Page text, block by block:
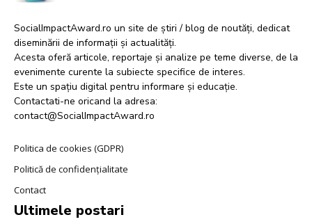
SocialImpactAward.ro un site de știri / blog de noutăți, dedicat
diseminării de informații și actualități.
Acesta oferă articole, reportaje și analize pe teme diverse, de la
evenimente curente la subiecte specifice de interes.
Este un spațiu digital pentru informare și educație.
Contactati-ne oricand la adresa:
contact@SocialImpactAward.ro
Politica de cookies (GDPR)
Politică de confidențialitate
Contact
Ultimele postari